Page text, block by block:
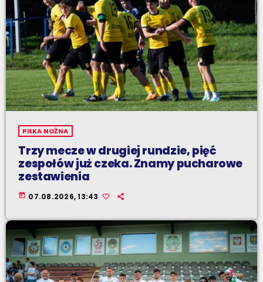
PIŁKA NOŻNA
Trzy mecze w drugiej rundzie, pięć
zespołów już czeka. Znamy pucharowe
zestawienia
today 07.08.2026, 13:43